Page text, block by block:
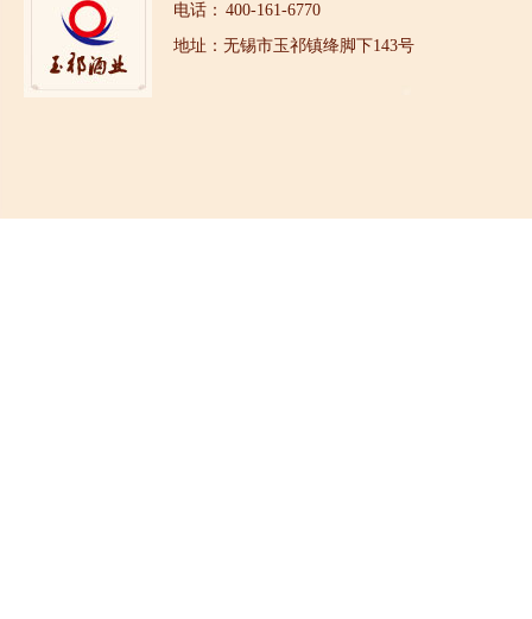
电话： 400-161-6770
地址：无锡市玉祁镇绛脚下143号